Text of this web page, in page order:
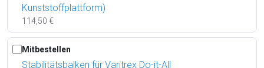
Kunststoffplattform)
114,50 €
Mitbestellen
Stabilitätsbalken für Varitrex Do-it-All